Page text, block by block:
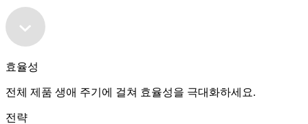
효율성
전체 제품 생애 주기에 걸쳐 효율성을 극대화하세요.
전략